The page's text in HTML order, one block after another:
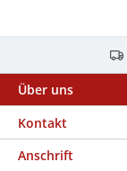
Über uns
Kontakt
Anschrift